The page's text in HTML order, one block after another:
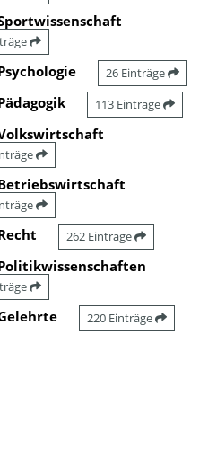
26 Einträge
113 Einträge
262 Einträge
220 Einträge